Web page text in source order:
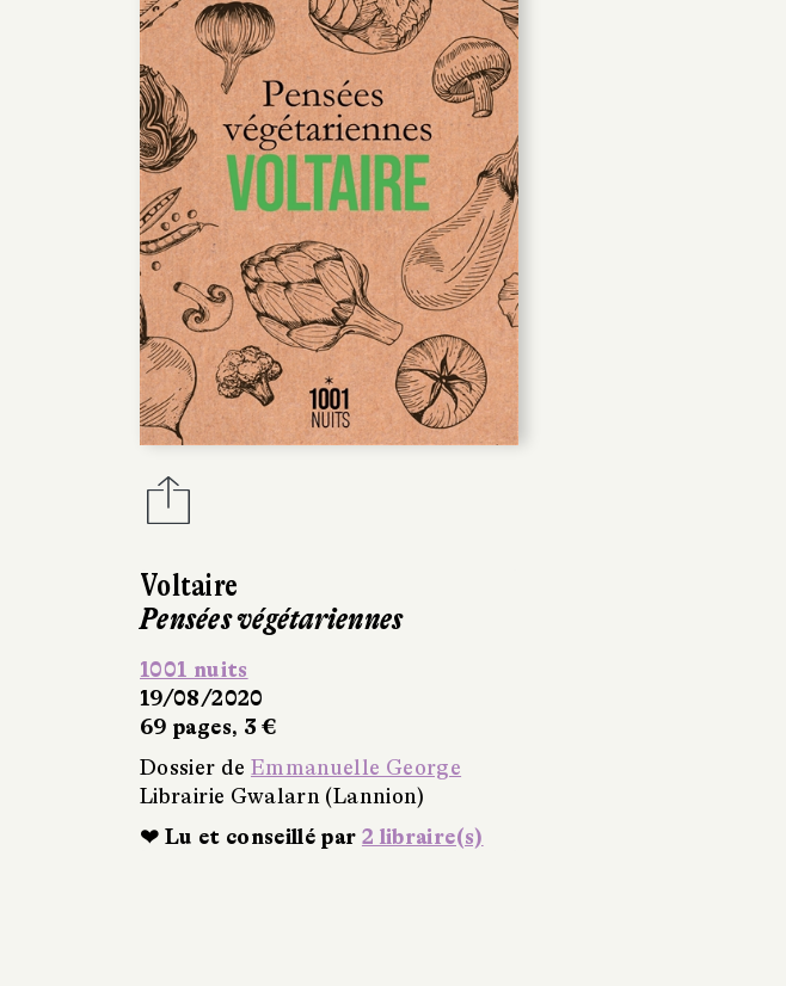
Voltaire
Pensées végétariennes
1001 nuits
19/08/2020
69 pages, 3 €
Dossier de Emmanuelle George
Librairie Gwalarn (Lannion)
❤ Lu et conseillé par 2 libraire(s)